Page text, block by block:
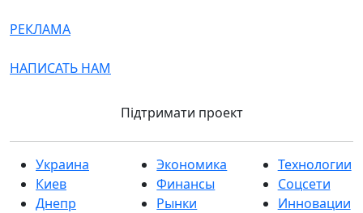
РЕКЛАМА
НАПИСАТЬ НАМ
Підтримати проект
Украина
Киев
Днепр
Экономика
Финансы
Рынки
Технологии
Соцсети
Инновации